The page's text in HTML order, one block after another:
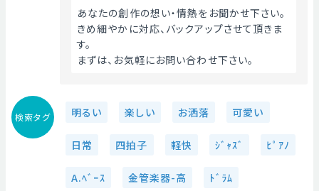
あなたの創作の想い・情熱をお聞かせ下さい。
きめ細やかに対応、バックアップさせて頂きま
す。
まずは、お気軽にお問い合わせ下さい。
検索タグ 明るい 楽しい お洒落 可愛い
日常 四拍子 軽快 ｼﾞｬｽﾞ ﾋﾟｱﾉ
A.ﾍﾞｰｽ 金管楽器-高 ﾄﾞﾗﾑ